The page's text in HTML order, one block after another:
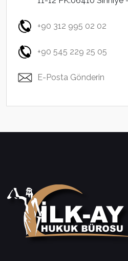
+90 312 995 02 02
+90 545 229 25 05
E-Posta Gönderin